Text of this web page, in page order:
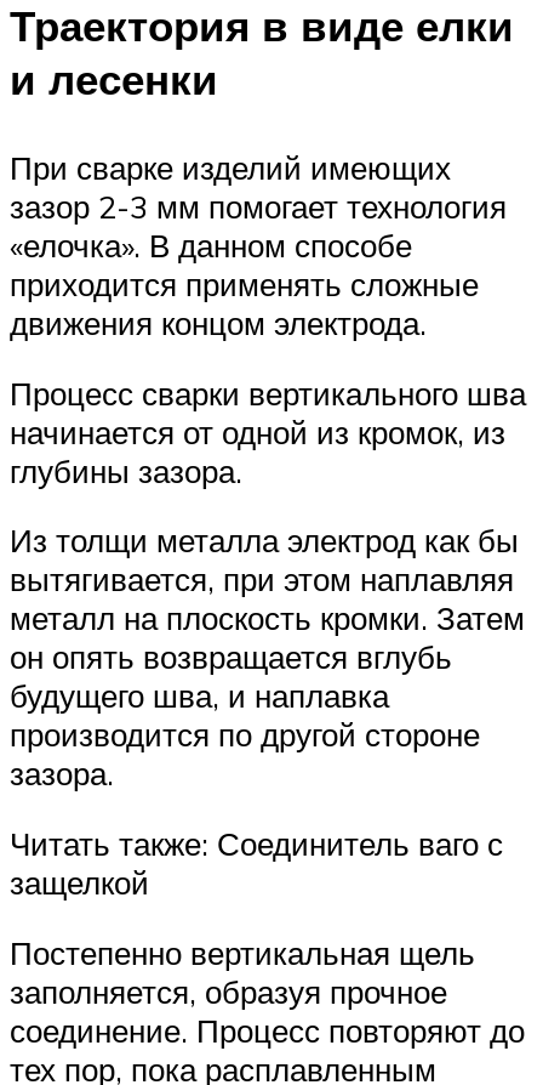
Траектория в виде елки
и лесенки
При сварке изделий имеющих
зазор 2-3 мм помогает технология
«елочка». В данном способе
приходится применять сложные
движения концом электрода.
Процесс сварки вертикального шва
начинается от одной из кромок, из
глубины зазора.
Из толщи металла электрод как бы
вытягивается, при этом наплавляя
металл на плоскость кромки. Затем
он опять возвращается вглубь
будущего шва, и наплавка
производится по другой стороне
зазора.
Читать также: Соединитель ваго с
защелкой
Постепенно вертикальная щель
заполняется, образуя прочное
соединение. Процесс повторяют до
тех пор, пока расплавленным